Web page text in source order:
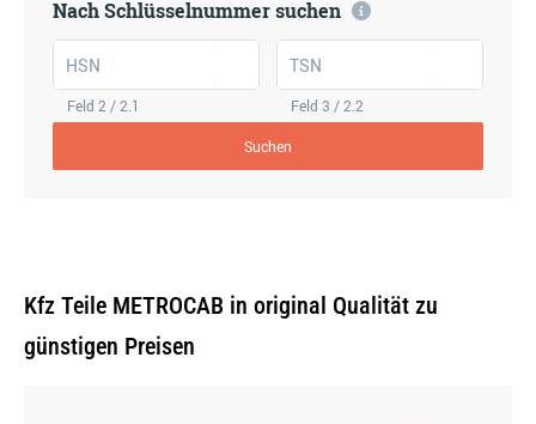
Nach Schlüsselnummer suchen
HSN
Feld 2 / 2.1
TSN
Feld 3 / 2.2
Suchen
Kfz Teile METROCAB in original Qualität zu
günstigen Preisen